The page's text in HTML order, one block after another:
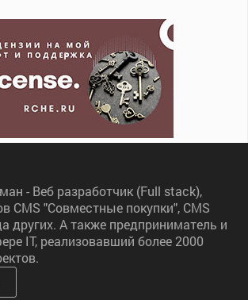
- Веб разработчик (Full stack),
CMS "Совместные покупки", CMS
других. А также предприниматель и
IT, реализовавший более 2000